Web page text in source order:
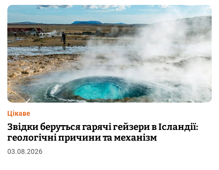
Цікаве
Чому від переляку з’являються мурашки на
шкірі: фізіологія пілоерекції
29.07.2026